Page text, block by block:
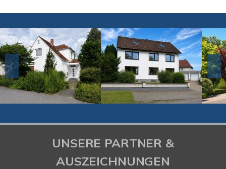
UNSERE PARTNER &
AUSZEICHNUNGEN